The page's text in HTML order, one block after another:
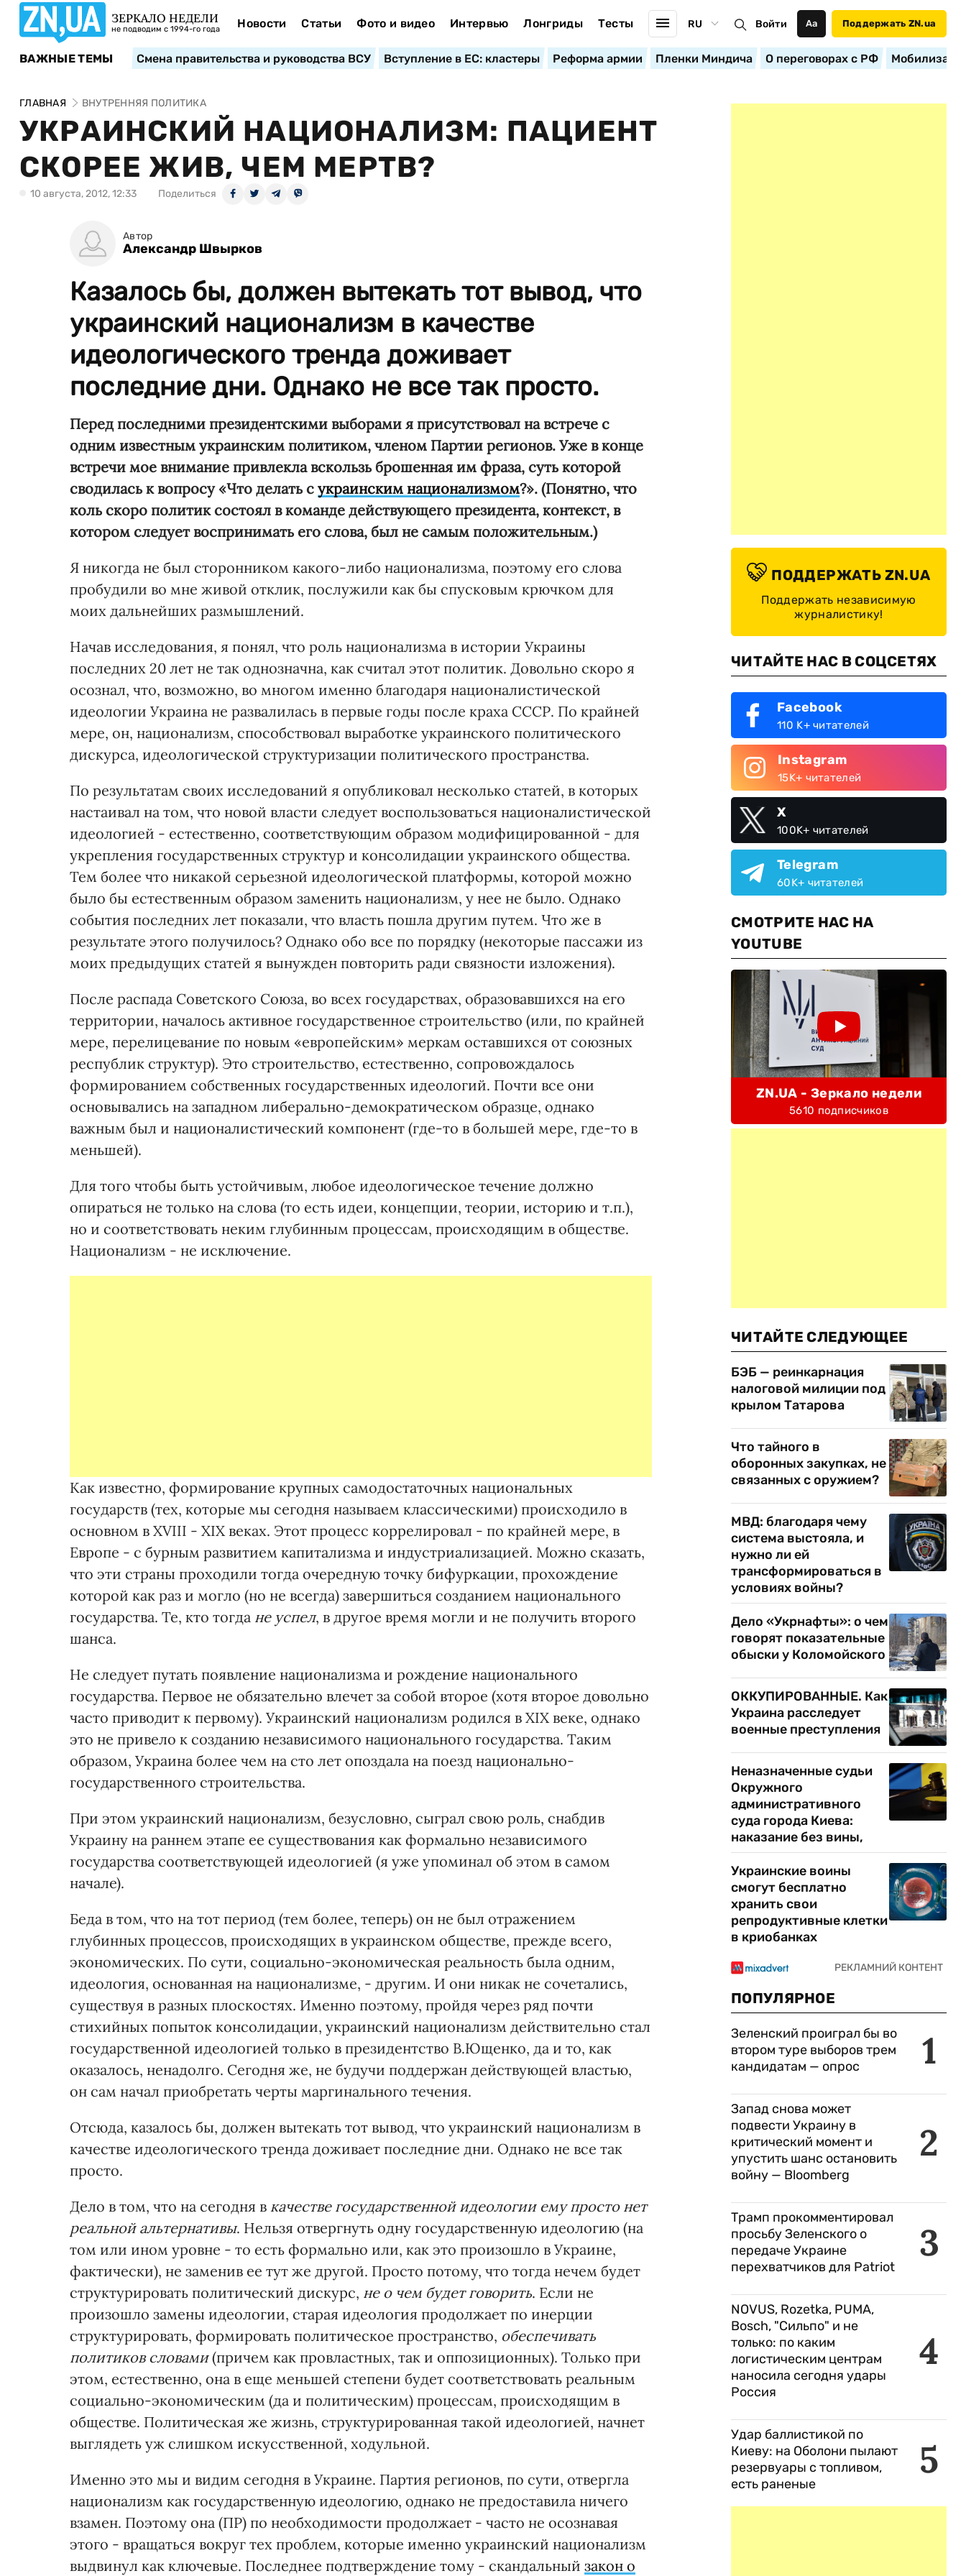
ЗЕРКАЛО НЕДЕЛИ
не подводим с 1994-го года Новости Статьи Фото и видео Интервью Лонгриды Тесты RU Войти Аа Поддержать ZN.ua
ВАЖНЫЕ ТЕМЫ Смена правительства и руководства ВСУ Вступление в ЕС: кластеры Реформа армии Пленки Миндича О переговорах с РФ
ГЛАВНАЯ ВНУТРЕННЯЯ ПОЛИТИКА
УКРАИНСКИЙ НАЦИОНАЛИЗМ: ПАЦИЕНТ
СКОРЕЕ ЖИВ, ЧЕМ МЕРТВ?
10 августа, 2012, 12:33 Поделиться
Автор
Александр Швырков
Казалось бы, должен вытекать тот вывод, что
украинский национализм в качестве
идеологического тренда доживает
последние дни. Однако не все так просто.
Перед последними президентскими выборами я присутствовал на встрече с
одним известным украинским политиком, членом Партии регионов. Уже в конце
встречи мое внимание привлекла вскользь брошенная им фраза, суть которой
сводилась к вопросу «Что делать с украинским национализмом?». (Понятно, что
коль скоро политик состоял в команде действующего президента, контекст, в
котором следует воспринимать его слова, был не самым положительным.)
Я никогда не был сторонником какого-либо национализма, поэтому его слова
пробудили во мне живой отклик, послужили как бы спусковым крючком для
моих дальнейших размышлений.
Начав исследования, я понял, что роль национализма в истории Украины
последних 20 лет не так однозначна, как считал этот политик. Довольно скоро я
осознал, что, возможно, во многом именно благодаря националистической
идеологии Украина не развалилась в первые годы после краха СССР. По крайней
мере, он, национализм, способствовал выработке украинского политического
дискурса, идеологической структуризации политического пространства.
По результатам своих исследований я опубликовал несколько статей, в которых
настаивал на том, что новой власти следует воспользоваться националистической
идеологией - естественно, соответствующим образом модифицированной - для
укрепления государственных структур и консолидации украинского общества.
Тем более что никакой серьезной идеологической платформы, которой можно
было бы естественным образом заменить национализм, у нее не было. Однако
события последних лет показали, что власть пошла другим путем. Что же в
результате этого получилось? Однако обо все по порядку (некоторые пассажи из
моих предыдущих статей я вынужден повторить ради связности изложения).
После распада Советского Союза, во всех государствах, образовавшихся на его
территории, началось активное государственное строительство (или, по крайней
мере, перелицевание по новым «европейским» меркам оставшихся от союзных
республик структур). Это строительство, естественно, сопровождалось
формированием собственных государственных идеологий. Почти все они
основывались на западном либерально-демократическом образце, однако
важным был и националистический компонент (где-то в большей мере, где-то в
меньшей).
Для того чтобы быть устойчивым, любое идеологическое течение должно
опираться не только на слова (то есть идеи, концепции, теории, историю и т.п.),
но и соответствовать неким глубинным процессам, происходящим в обществе.
Национализм - не исключение.
Как известно, формирование крупных самодостаточных национальных
государств (тех, которые мы сегодня называем классическими) происходило в
основном в XVIII - XIX веках. Этот процесс коррелировал - по крайней мере, в
Европе - с бурным развитием капитализма и индустриализацией. Можно сказать,
что эти страны проходили тогда очередную точку бифуркации, прохождение
которой как раз и могло (но не всегда) завершиться созданием национального
государства. Те, кто тогда не успел, в другое время могли и не получить второго
шанса.
Не следует путать появление национализма и рождение национального
государства. Первое не обязательно влечет за собой второе (хотя второе довольно
часто приводит к первому). Украинский национализм родился в XIX веке, однако
это не привело к созданию независимого национального государства. Таким
образом, Украина более чем на сто лет опоздала на поезд национально-
государственного строительства.
При этом украинский национализм, безусловно, сыграл свою роль, снабдив
Украину на раннем этапе ее существования как формально независимого
государства соответствующей идеологией (я уже упоминал об этом в самом
начале).
Беда в том, что на тот период (тем более, теперь) он не был отражением
глубинных процессов, происходящих в украинском обществе, прежде всего,
экономических. По сути, социально-экономическая реальность была одним,
идеология, основанная на национализме, - другим. И они никак не сочетались,
существуя в разных плоскостях. Именно поэтому, пройдя через ряд почти
стихийных попыток консолидации, украинский национализм действительно стал
государственной идеологией только в президентство В.Ющенко, да и то, как
оказалось, ненадолго. Сегодня же, не будучи поддержан действующей властью,
он сам начал приобретать черты маргинального течения.
Отсюда, казалось бы, должен вытекать тот вывод, что украинский национализм в
качестве идеологического тренда доживает последние дни. Однако не все так
просто.
Дело в том, что на сегодня в качестве государственной идеологии ему просто нет
реальной альтернативы. Нельзя отвергнуть одну государственную идеологию (на
том или ином уровне - то есть формально или, как это произошло в Украине,
фактически), не заменив ее тут же другой. Просто потому, что тогда нечем будет
структурировать политический дискурс, не о чем будет говорить. Если не
произошло замены идеологии, старая идеология продолжает по инерции
структурировать, формировать политическое пространство, обеспечивать
политиков словами(причем как провластных, так и оппозиционных). Только при
этом, естественно, она в еще меньшей степени будет соответствовать реальным
социально-экономическим (да и политическим) процессам, происходящим в
обществе. Политическая же жизнь, структурированная такой идеологией, начнет
выглядеть уж слишком искусственной, ходульной.
Именно это мы и видим сегодня в Украине. Партия регионов, по сути, отвергла
национализм как государственную идеологию, однако не предоставила ничего
взамен. Поэтому она (ПР) по необходимости продолжает - часто не осознавая
этого - вращаться вокруг тех проблем, которые именно украинский национализм
выдвинул как ключевые. Последнее подтверждение тому - скандальный закон о
ПОДДЕРЖАТЬ ZN.UA
Поддержать независимую
журналистику!
ЧИТАЙТЕ НАС В СОЦСЕТЯХ
Facebook
110 K+ читателей
Instagram
15K+ читателей
X
100K+ читателей
Telegram
60K+ читателей
СМОТРИТЕ НАС НА
YOUTUBE
ZN.UA - Зеркало недели
5610 подписчиков
ЧИТАЙТЕ СЛЕДУЮЩЕЕ
БЭБ — реинкарнация
налоговой милиции под
крылом Татарова
Что тайного в
оборонных закупках, не
связанных с оружием?
МВД: благодаря чему
система выстояла, и
нужно ли ей
трансформироваться в
условиях войны?
Дело «Укрнафты»: о чем
говорят показательные
обыски у Коломойского
ОККУПИРОВАННЫЕ. Как
Украина расследует
военные преступления
Неназначенные судьи
Окружного
административного
суда города Киева:
наказание без вины,
Украинские воины
смогут бесплатно
хранить свои
репродуктивные клетки
в криобанках
ПОПУЛЯРНОЕ
1
Зеленский проиграл бы во
втором туре выборов трем
кандидатам — опрос
2
Запад снова может
подвести Украину в
критический момент и
упустить шанс остановить
войну — Bloomberg
3
Трамп прокомментировал
просьбу Зеленского о
передаче Украине
перехватчиков для Patriot
4
NOVUS, Rozetka, PUMA,
Bosch, "Сильпо" и не
только: по каким
логистическим центрам
наносила сегодня удары
Россия
5
Удар баллистикой по
Киеву: на Оболони пылают
резервуары с топливом,
есть раненые